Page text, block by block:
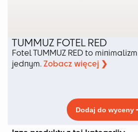
TUMMUZ FOTEL RED
Fotel TUMMUZ RED to
jednym. Zobacz więcej ❯
Dodaj do wyceny
ma